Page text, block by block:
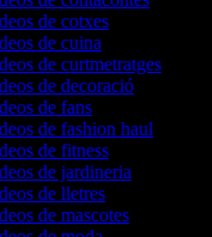
de cotxes
de cuina
de curtmetratges
de decoració
de fans
de fashion haul
de fitness
de jardineria
de lletres
de mascotes